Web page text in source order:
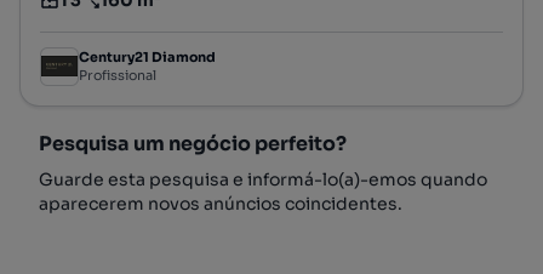
Tipologia
Preço por metro quadrado
Century21 Diamond
Profissional
Pesquisa um negócio perfeito?
Guarde esta pesquisa e informá-lo(a)-emos quando
aparecerem novos anúncios coincidentes.